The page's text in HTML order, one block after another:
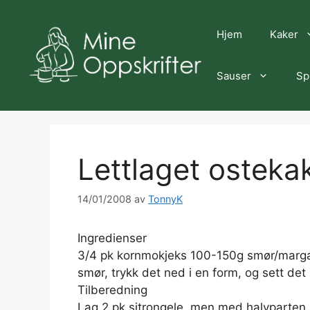
Hjem Kaker
Sauser
Lettlaget
14/01/2008 av TonnyK
Ingredienser
3/4 pk kornmokjeks 100-150g smør/
smør, trykk det ned i en form, og sett det
Tilberedning